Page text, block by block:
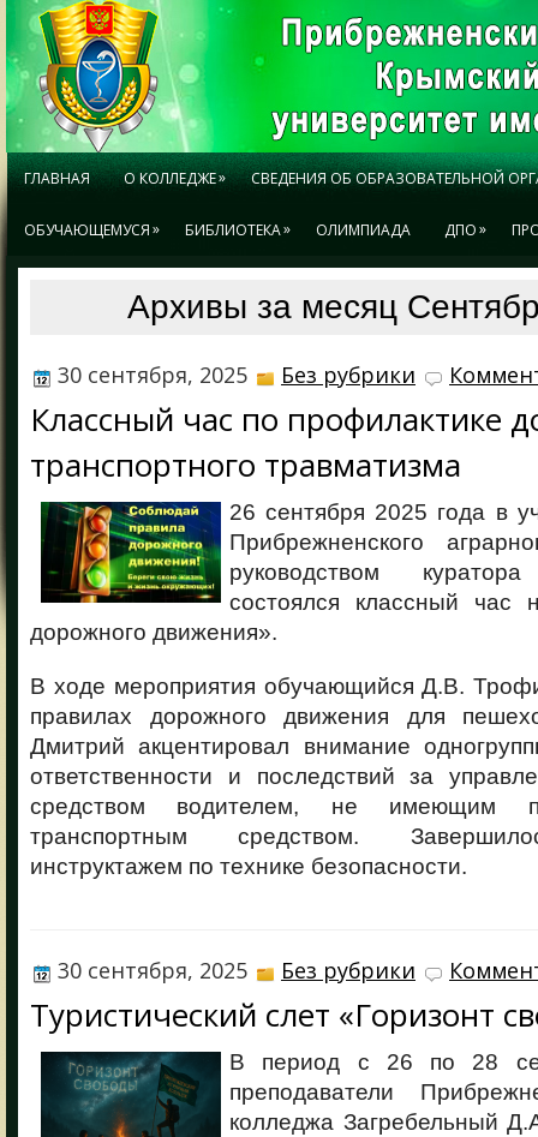
ГЛАВНАЯ О КОЛЛЕДЖЕ» СВЕДЕНИЯ ОБ ОБРАЗОВАТЕЛЬНОЙ
ОБУЧАЮЩЕМУСЯ» БИБЛИОТЕКА» ОЛИМПИАДА ДПО»
Архивы за месяц
30 сентября, 2025 Без рубрики
Классный час по профилактике
транспортного травматизма
26 сентября 2025 года в
Прибрежненского
руководством
состоялся классный час
дорожного движения».
В ходе мероприятия обучающийся Д.В.
правилах дорожного движения для
Дмитрий акцентировал внимание
ответственности и последствий за
средством водителем, не имеющим
транспортным средством.
инструктажем по технике безопасности.
30 сентября, 2025 Без рубрики
Туристический слет «Горизонт
В период с 26 по 28
преподаватели
колледжа Загребельный